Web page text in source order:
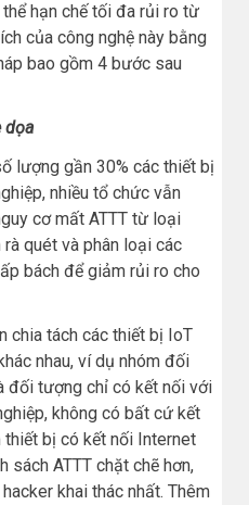
hạn chế tối đa rủi ro từ
của công nghệ này bằng
bao gồm 4 bước sau
dọa
lượng gần 30% các thiết bị
nhiều tổ chức vẫn
cơ mất ATTT từ loại
quét và phân loại các
bách để giảm rủi ro cho
chia tách các thiết bị IoT
nhau, ví dụ nhóm đối
đối tượng chỉ có kết nối với
không có bất cứ kết
thiết bị có kết nối Internet
sách ATTT chặt chẽ hơn,
khai thác nhất. Thêm